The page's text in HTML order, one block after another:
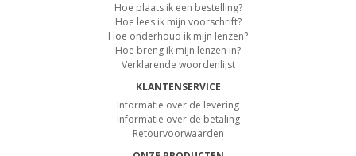
Hoe plaats ik een bestelling?
Hoe lees ik mijn voorschrift?
Hoe onderhoud ik mijn lenzen?
Hoe breng ik mijn lenzen in?
Verklarende woordenlijst
KLANTENSERVICE
Informatie over de levering
Informatie over de betaling
Retourvoorwaarden